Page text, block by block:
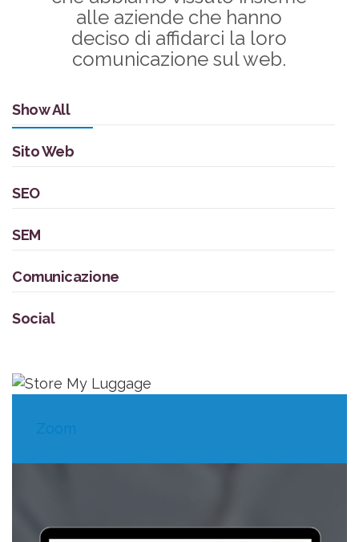
alle aziende che hanno
deciso di affidarci la loro
comunicazione sul web.
Show All
Sito Web
SEO
SEM
Comunicazione
Social
Zoom